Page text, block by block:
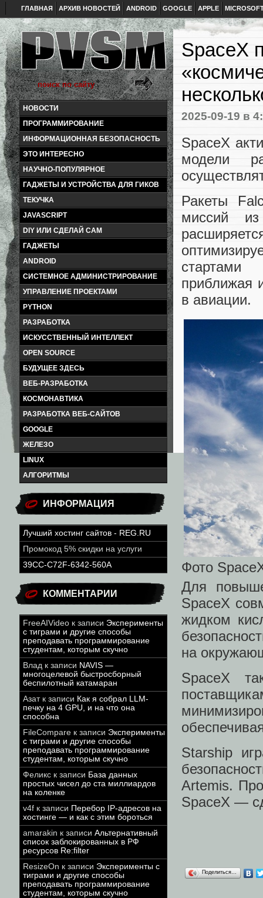
ГЛАВНАЯ АРХИВ НОВОСТЕЙ ANDROID GOOGLE APPLE
НОВОСТИ
ПРОГРАММИРОВАНИЕ
ИНФОРМАЦИОННАЯ БЕЗОПАСНОСТЬ
ЭТО ИНТЕРЕСНО
НАУЧНО-ПОПУЛЯРНОЕ
ГАДЖЕТЫ И УСТРОЙСТВА ДЛЯ ГИКОВ
ТЕКУЧКА
JAVASCRIPT
DIY ИЛИ СДЕЛАЙ САМ
ГАДЖЕТЫ
ANDROID
СИСТЕМНОЕ АДМИНИСТРИРОВАНИЕ
УПРАВЛЕНИЕ ПРОЕКТАМИ
PYTHON
РАЗРАБОТКА
ИСКУССТВЕННЫЙ ИНТЕЛЛЕКТ
OPEN SOURCE
БУДУЩЕЕ ЗДЕСЬ
ВЕБ-РАЗРАБОТКА
КОСМОНАВТИКА
РАЗРАБОТКА ВЕБ-САЙТОВ
GOOGLE
ЖЕЛЕЗО
LINUX
АЛГОРИТМЫ
ИНФОРМАЦИЯ
Лучший хостинг сайтов - REG.RU
Промокод 5% скидки на услуги
39CC-C72F-6342-560A
КОММЕНТАРИИ
FreeAIVideo к записи Эксперименты
с тиграми и другие способы
преподавать программирование
студентам, которым скучно
Влад к записи NAVIS —
многоцелевой быстросборный
беспилотный катамаран
Азатк записи Как я собрал LLM-
печку на 4 GPU, и на что она
способна
FileCompare к записи Эксперименты
с тиграми и другие способы
преподавать программирование
студентам, которым скучно
Феликс к записи База данных
простых чисел до ста миллиардов
на коленке
v4f к записи Перебор IP-адресов на
хостинге — и как с этим бороться
amarakin к записи Альтернативный
список заблокированных в РФ
ресурсов Re:filter
ResizeOn к записи Эксперименты с
тиграми и другие способы
преподавать программирование
студентам, которым скучно
SpaceX
2025-09-19 в
SpaceX
модели
Ракеты
миссий
стартами
приближая
в авиации.
Фото
Для
SpaceX
жидком
на
SpaceX
Starship
Artemis.
SpaceX —
Поделиться…